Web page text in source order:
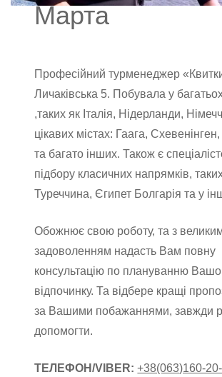
Марта
Професійний турменеджер
Личаківська 5. Побувала у
,таких як Італія, Нідерланди,
цікавих містах: Гаага,
та багато інших. Також є
підбору класичних напрямків,
Туреччина, Єгипет Болгарія та у
Обожнює свою роботу, та з
задоволенням надасть Вам повну
консультацію по плануванню
відпочинку. Та відбере кращі
за Вашими побажаннями, завжди
допомогти.
ТЕЛЕФОН/VIBER: +38(063)160-